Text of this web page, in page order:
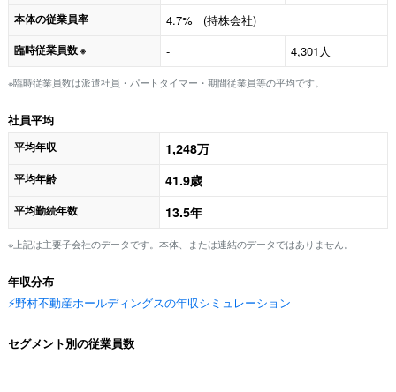
本体の従業員率 4.7% (持株会社)
臨時従業員数 ※ - 4,301人
※臨時従業員数は派遣社員・パートタイマー・期間従業員等の平均です。
社員平均
平均年収 1,248万
平均年齢 41.9歳
平均勤続年数 13.5年
※上記は主要子会社のデータです。本体、または連結のデータではありません。
年収分布
⚡️野村不動産ホールディングスの年収シミュレーション
セグメント別の従業員数
-